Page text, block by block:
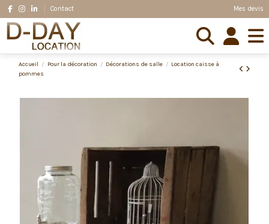
Contact Mes devis
Accueil Pour la décoration Décorations de salle
Location caisse à
pommes